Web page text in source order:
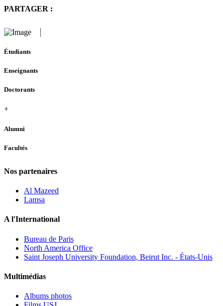
PARTAGER :
Étudiants
Enseignants
Doctorants
+
Alumni
Facultés
Nos partenaires
Al Mazeed
Lamsa
A l'International
Bureau de Paris
North America Office
Saint Joseph University Foundation, Beirut Inc. - États-Unis
Multimédias
Albums photos